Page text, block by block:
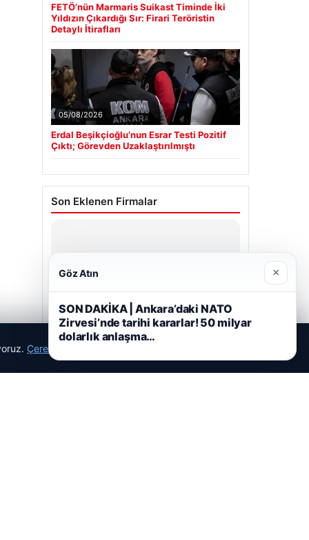
FETÖ’nün Marmaris Suikast Timinde İki
Yıldızın Çıkardığı Sır: Firari Teröristin
Detaylı İtirafları
05/08/2026
Erdal Beşikçioğlu’nun Esrar Testi Pozitif
Çıktı; Görevden Uzaklaştırılmıştı
Son Eklenen Firmalar
Çerez Politikamız
Göz Atın ×
SON DAKİKA | Ankara’daki NATO
Zirvesi’nde tarihi kararlar! 50 milyar
dolarlık anlaşma…